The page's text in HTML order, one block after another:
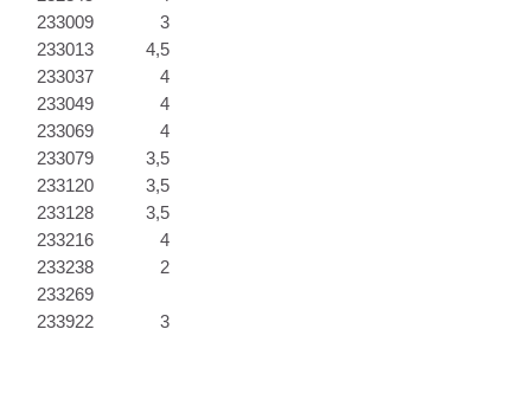
233009
3
233013
4,5
233037
4
233049
4
233069
4
233079
3,5
233120
3,5
233128
3,5
233216
4
233238
2
233269
233922
3